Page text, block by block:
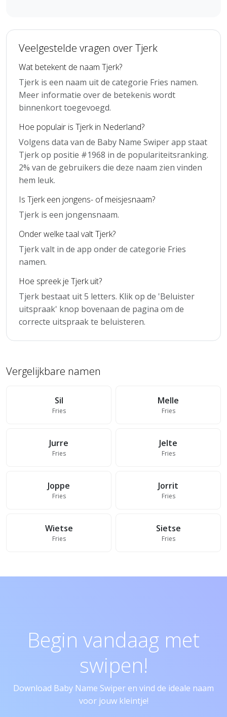
Veelgestelde vragen over Tjerk
Wat betekent de naam Tjerk?
Tjerk is een naam uit de categorie Fries namen.
Meer informatie over de betekenis wordt
binnenkort toegevoegd.
Hoe populair is Tjerk in Nederland?
Volgens data van de Baby Name Swiper app staat
Tjerk op positie #1968 in de populariteitsranking.
2% van de gebruikers die deze naam zien vinden
hem leuk.
Is Tjerk een jongens- of meisjesnaam?
Tjerk is een jongensnaam.
Onder welke taal valt Tjerk?
Tjerk valt in de app onder de categorie Fries
namen.
Hoe spreek je Tjerk uit?
Tjerk bestaat uit 5 letters. Klik op de 'Beluister
uitspraak' knop bovenaan de pagina om de
correcte uitspraak te beluisteren.
Vergelijkbare namen
Sil
Fries
Melle
Fries
Jurre
Fries
Jelte
Fries
Joppe
Fries
Jorrit
Fries
Wietse
Fries
Sietse
Fries
Begin vandaag met
swipen!
Download Baby Name Swiper en vind de ideale naam
voor jouw kleintje!